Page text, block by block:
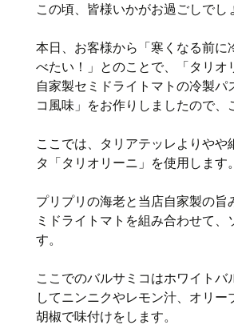
この頃、皆様いかがお過ごしでし
本日、お客様から「寒くなる前に
べたい！」とのことで、「タリ
自家製セミドライトマトの冷製
コ風味」をお作りしましたので、
ここでは、タリアテッレよりやや
タ「タリオリーニ」を使用します。
プリプリの海老と当店自家製の旨
ミドライトマトを組み合わせて、
す。
ここでのバルサミコはホワイトバ
してニンニクやレモン汁、オリー
胡椒で味付けをします。